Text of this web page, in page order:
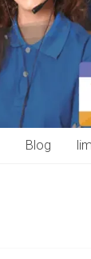
Blog